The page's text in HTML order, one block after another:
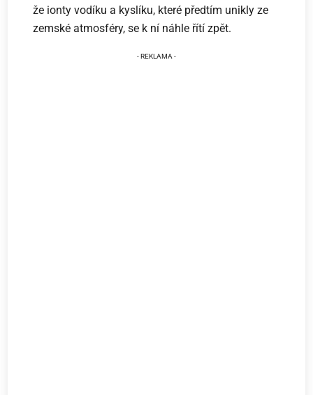
že ionty vodíku a kyslíku, které předtím unikly ze
zemské atmosféry, se k ní náhle řítí zpět.